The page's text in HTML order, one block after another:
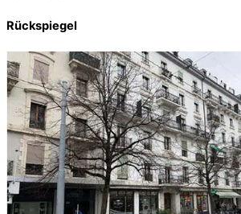
Rückspiegel